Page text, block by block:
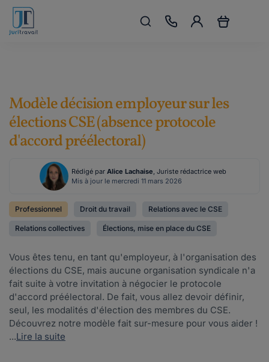
Modèle décision employeur sur les
élections CSE (absence protocole
d'accord préélectoral)
Rédigé par Alice Lachaise, Juriste rédactrice web
Mis à jour le mercredi 11 mars 2026
Professionnel Droit du travail Relations avec le CSE
Relations collectives Élections, mise en place du CSE
Vous êtes tenu, en tant qu'employeur, à l'organisation des
élections du CSE, mais aucune organisation syndicale n'a
fait suite à votre invitation à négocier le protocole
d'accord préélectoral. De fait, vous allez devoir définir,
seul, les modalités d'élection des membres du CSE.
Découvrez notre modèle fait sur-mesure pour vous aider !
...Lire la suite